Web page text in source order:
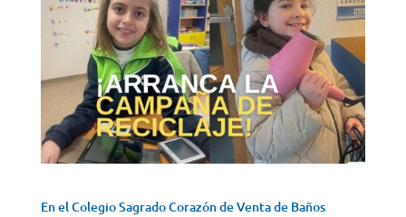
En el Colegio Sagrado Corazón de Venta de Baños